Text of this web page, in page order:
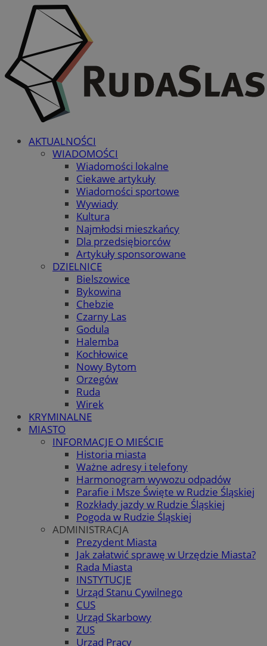
AKTUALNOŚCI
WIADOMOŚCI
Wiadomości lokalne
Ciekawe artykuły
Wiadomości sportowe
Wywiady
Kultura
Najmłodsi mieszkańcy
Dla przedsiębiorców
Artykuły sponsorowane
DZIELNICE
Bielszowice
Bykowina
Chebzie
Czarny Las
Godula
Halemba
Kochłowice
Nowy Bytom
Orzegów
Ruda
Wirek
KRYMINALNE
MIASTO
INFORMACJE O MIEŚCIE
Historia miasta
Ważne adresy i telefony
Harmonogram wywozu odpadów
Parafie i Msze Święte w Rudzie Śląskiej
Rozkłady jazdy w Rudzie Śląskiej
Pogoda w Rudzie Śląskiej
ADMINISTRACJA
Prezydent Miasta
Jak załatwić sprawę w Urzędzie Miasta?
Rada Miasta
INSTYTUCJE
Urząd Stanu Cywilnego
CUS
Urząd Skarbowy
ZUS
Urząd Pracy